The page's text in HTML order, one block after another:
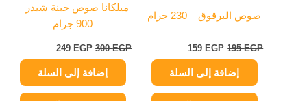
صوص البرقوق – 230 جرام
195EGP
159 EGP
إضافة إلى السلة
ميلكانا صوص جبنة شيدر –
900 جرام
300EGP
249 EGP
إضافة إلى السلة